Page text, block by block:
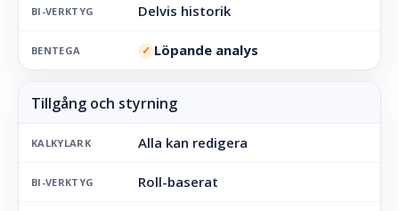
BI-VERKTYG Delvis historik
BENTEGA ✓ Löpande analys
KALKYLARK Alla kan redigera
BI-VERKTYG Roll-baserat